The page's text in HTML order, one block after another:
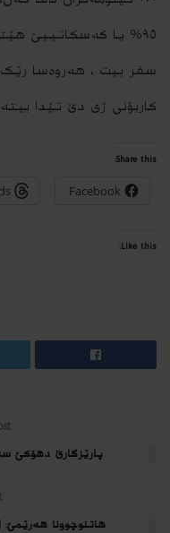
٩٥% یا کەسکاتییێ
سفر بیت ، ھەروەسا
کاربۆنی ژی دێ تێدا
Share this:
Facebook
Like this:
پارێزگارێ دھۆکێ